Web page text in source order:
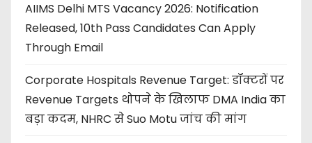
AIIMS Delhi MTS Vacancy 2026: Notification
Released, 10th Pass Candidates Can Apply
Through Email
Corporate Hospitals Revenue Target: डॉक्टरों पर
Revenue Targets थोपने के खिलाफ DMA India का
बड़ा कदम, NHRC से Suo Motu जांच की मांग